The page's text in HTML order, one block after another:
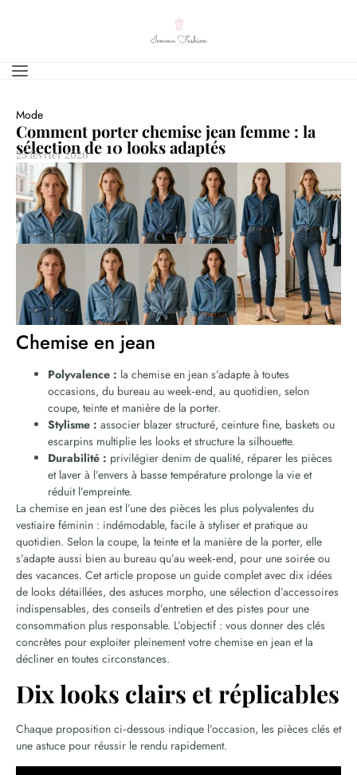
Mode
Comment porter chemise jean femme : la
sélection de 10 looks adaptés
25 février 2026
Chemise en jean
Polyvalence : la chemise en jean s’adapte à toutes
occasions, du bureau au week‑end, au quotidien, selon
coupe, teinte et manière de la porter.
Stylisme : associer blazer structuré, ceinture fine, baskets ou
escarpins multiplie les looks et structure la silhouette.
Durabilité : privilégier denim de qualité, réparer les pièces
et laver à l’envers à basse température prolonge la vie et
réduit l’empreinte.
La chemise en jean est l’une des pièces les plus polyvalentes du
vestiaire féminin : indémodable, facile à styliser et pratique au
quotidien. Selon la coupe, la teinte et la manière de la porter, elle
s’adapte aussi bien au bureau qu’au week‑end, pour une soirée ou
des vacances. Cet article propose un guide complet avec dix idées
de looks détaillées, des astuces morpho, une sélection d’accessoires
indispensables, des conseils d’entretien et des pistes pour une
consommation plus responsable. L’objectif : vous donner des clés
concrètes pour exploiter pleinement votre chemise en jean et la
décliner en toutes circonstances.
Dix looks clairs et réplicables
Chaque proposition ci‑dessous indique l’occasion, les pièces clés et
une astuce pour réussir le rendu rapidement.